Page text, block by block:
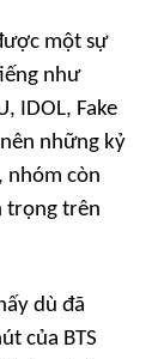
một sự
như
IDOL, Fake
những kỷ
nhóm còn
trọng trên
dù đã
của BTS